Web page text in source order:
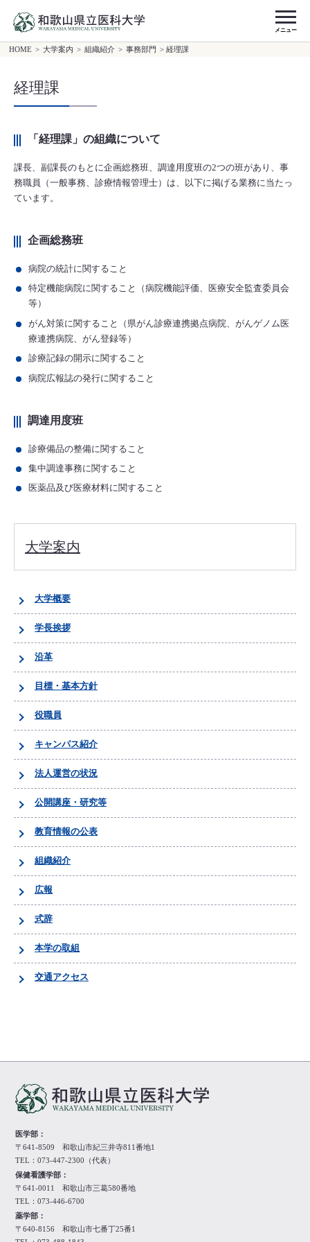
メニュー
HOME > 大学案内 > 組織紹介 > 事務部門 > 経理課
経理課
「経理課」の組織について
課長、副課長のもとに企画総務班、調達用度班の2つの班があり、事
務職員（一般事務、診療情報管理士）は、以下に掲げる業務に当たっ
ています。
企画総務班
病院の統計に関すること
特定機能病院に関すること（病院機能評価、医療安全監査委員会
等）
がん対策に関すること（県がん診療連携拠点病院、がんゲノム医
療連携病院、がん登録等）
診療記録の開示に関すること
病院広報誌の発行に関すること
調達用度班
診療備品の整備に関すること
集中調達事務に関すること
医薬品及び医療材料に関すること
大学案内
大学概要
学長挨拶
沿革
目標・基本方針
役職員
キャンパス紹介
法人運営の状況
公開講座・研究等
教育情報の公表
組織紹介
広報
式辞
本学の取組
交通アクセス
医学部：
〒641-8509 和歌山市紀三井寺811番地1
TEL：073-447-2300（代表）
保健看護学部：
〒641-0011 和歌山市三葛580番地
TEL：073-446-6700
薬学部：
〒640-8156 和歌山市七番丁25番1